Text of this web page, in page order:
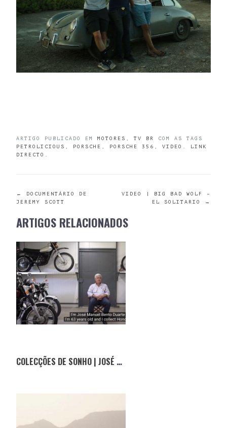
ARTIGO PUBLICADO EM MOTORES TV BR
COM AS TAGS
PETROLICIOUS
PORSCHE PORSCHE 356 VIDEO
LINK
DIRECTO
POST
NAVIGATION
←
DOCUMENTÁRIO DE
JEREMY SCOTT
VIDEO | BIG BAD WOLF –
EL SOLITARIO
→
ARTIGOS RELACIONADOS
COLECÇÕES DE SONHO | JOSÉ DUARTE E O MUNDO DA HONDA